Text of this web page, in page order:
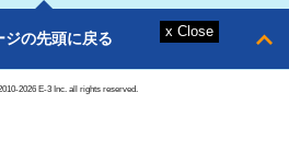
ジの先頭に戻る
2026 E-3 Inc. all rights reserved.